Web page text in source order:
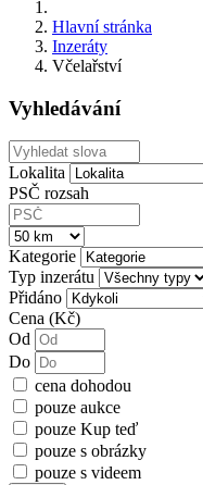
Hlavní stránka
Inzeráty
Včelařství
Vyhledávání
Lokalita
PSČ rozsah
Kategorie
Typ inzerátu
Přidáno
Cena (Kč)
Od
Do
cena dohodou
pouze aukce
pouze Kup teď
pouze s obrázky
pouze s videem